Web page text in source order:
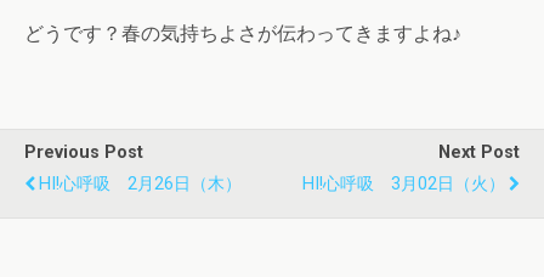
どうです？春の気持ちよさが伝わってきますよね♪
Previous Post
HI!心呼吸 2月26日（木）
Next Post
HI!心呼吸 3月02日（火）